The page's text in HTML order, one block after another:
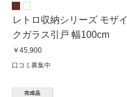
レトロ収納シリーズ モザイ
クガラス引戸 幅100cm
￥45,900
口コミ募集中